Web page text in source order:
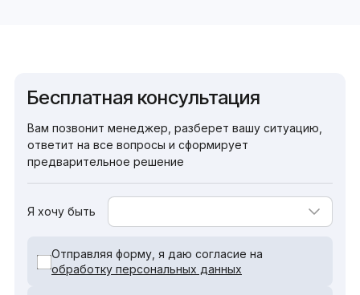
Бесплатная консультация
Вам позвонит менеджер, разберет вашу ситуацию,
ответит на все вопросы и сформирует
предварительное решение
Я хочу быть
Отправляя форму, я даю согласие на
обработку персональных данных